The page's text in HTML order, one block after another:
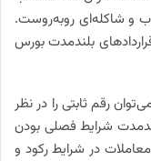
و شاکله‌ای روبه‌روست.
بلندمدت بورس
رقم ثابتی را در نظر
شرایط فصلی بودن
در شرایط رکود و